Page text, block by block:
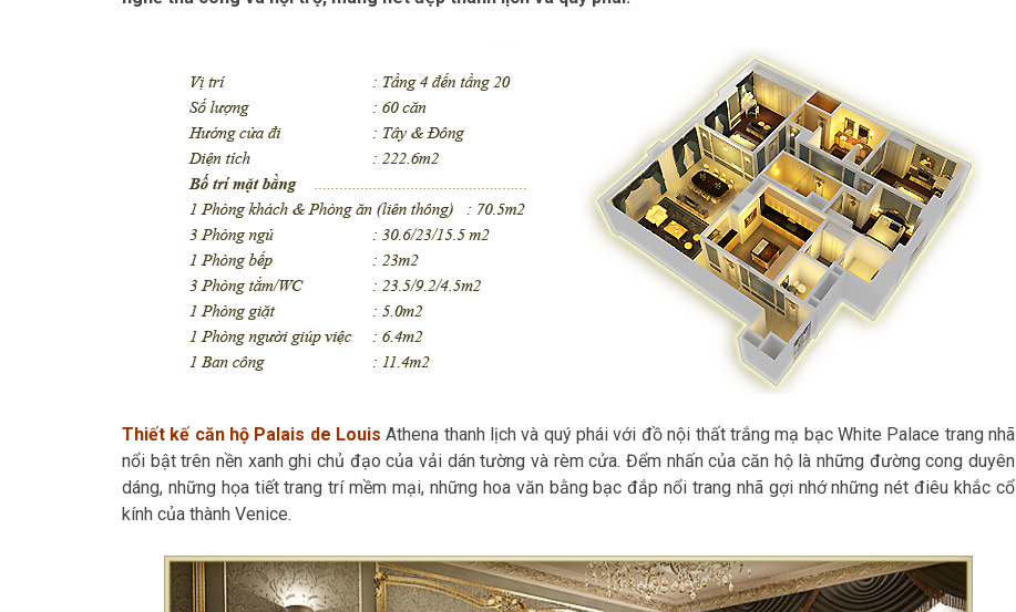
Thiết kế căn hộ Palais de Louis Athena thanh lịch và quý phái với đồ nội thất trắng mạ bạc White Palace trang nhã
nổi bật trên nền xanh ghi chủ đạo của vải dán tường và rèm cửa. Đểm nhấn của căn hộ là những đường cong duyên
dáng, những họa tiết trang trí mềm mại, những hoa văn bằng bạc đắp nổi trang nhã gợi nhớ những nét điêu khắc cổ
kính của thành Venice.